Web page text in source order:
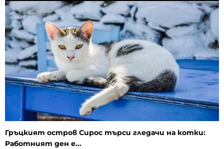
Гръцкият остров Сирос търси гледачи на котки:
Работният ден е...